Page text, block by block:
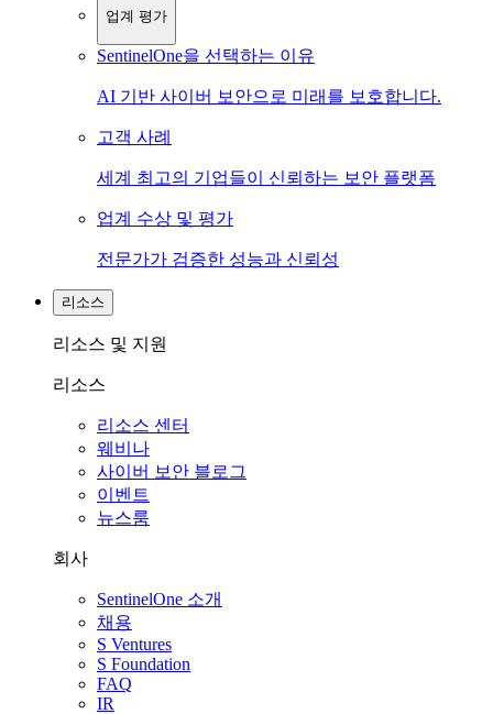
업계 평가
SentinelOne을 선택하는 이유
AI 기반 사이버 보안으로 미래를 보호합니다.
고객 사례
세계 최고의 기업들이 신뢰하는 보안 플랫폼
업계 수상 및 평가
전문가가 검증한 성능과 신뢰성
리소스
리소스 및 지원
리소스
리소스 센터
웨비나
사이버 보안 블로그
이벤트
뉴스룸
회사
SentinelOne 소개
채용
S Ventures
S Foundation
FAQ
IR